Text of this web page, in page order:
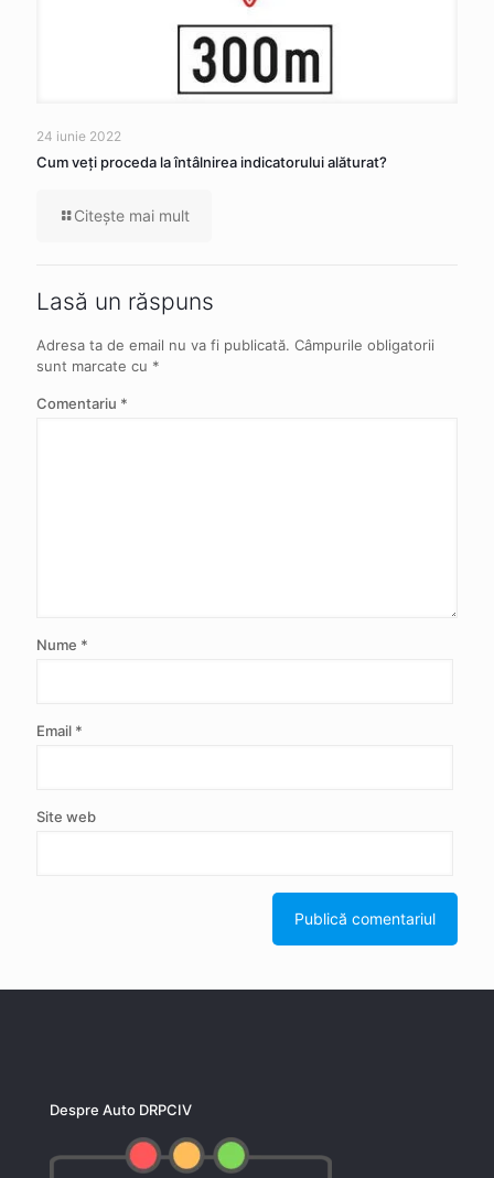
24 iunie 2022
Cum veţi proceda la întâlnirea indicatorului alăturat?
Citeşte mai mult
Lasă un răspuns
Adresa ta de email nu va fi publicată. Câmpurile obligatorii
sunt marcate cu *
Comentariu *
Nume *
Email *
Site web
Despre Auto DRPCIV